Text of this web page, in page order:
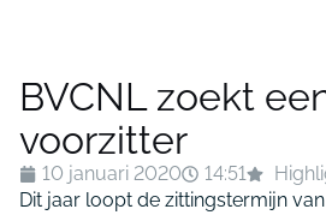
BVCNL zoekt
voorzitter
10 januari 2020 14:51
Dit jaar loopt de zittingstermijn